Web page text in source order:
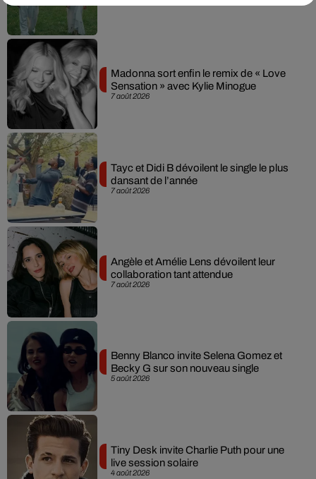
7 août 2026
Madonna sort enfin le remix de « Love
Sensation » avec Kylie Minogue
7 août 2026
Tayc et Didi B dévoilent le single le plus
dansant de l’année
7 août 2026
Angèle et Amélie Lens dévoilent leur
collaboration tant attendue
5 août 2026
Benny Blanco invite Selena Gomez et
Becky G sur son nouveau single
4 août 2026
Tiny Desk invite Charlie Puth pour une
live session solaire